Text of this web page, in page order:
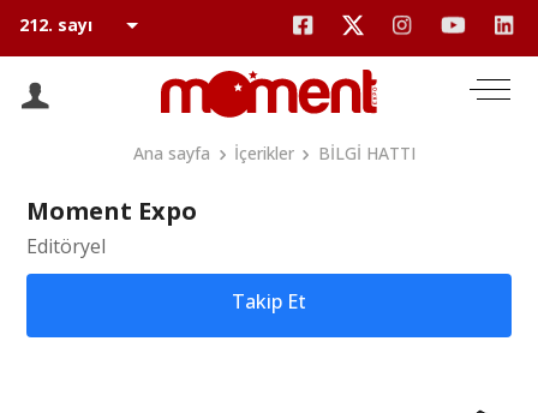
Ana sayfa İçerikler BİLGİ HATTI
Moment Expo
Editöryel
Takip Et